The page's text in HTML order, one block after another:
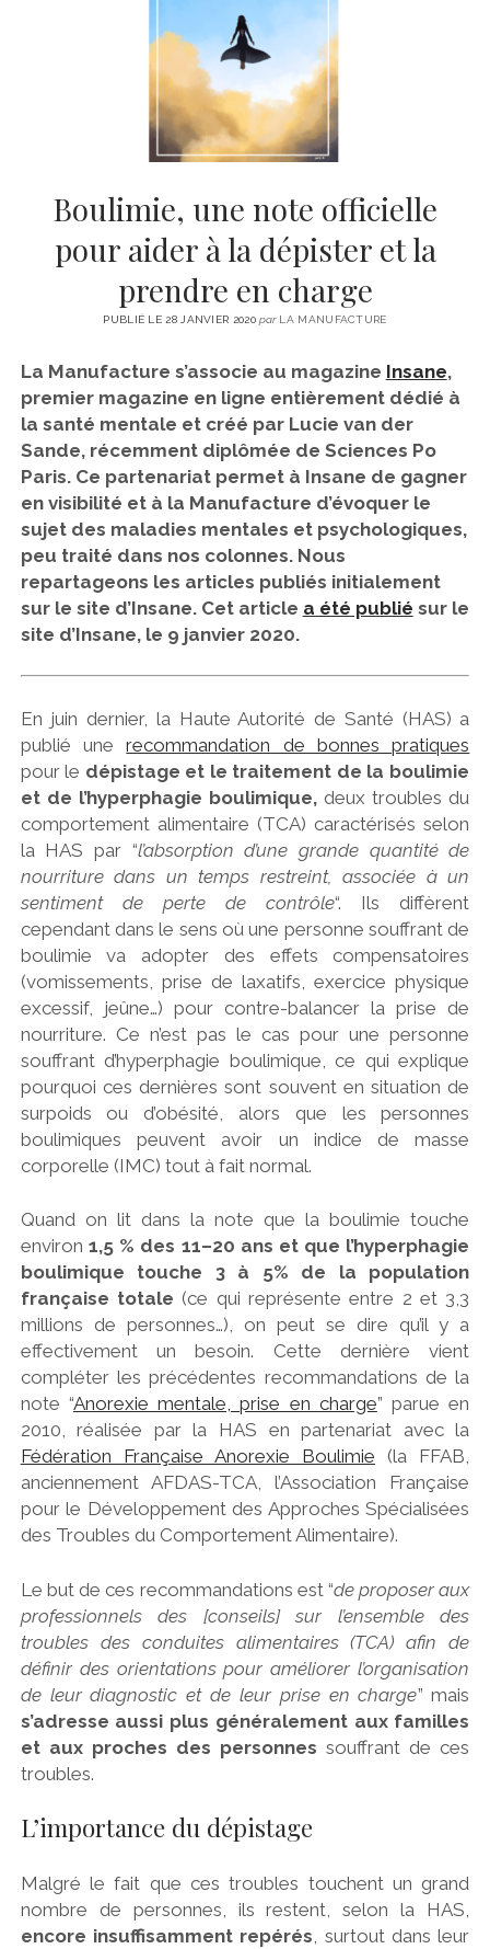
LITTÉRATURE
ÉCONOMIE
SPORT
MÉDIAS
SANTÉ
form
Boulimie, une note officielle
pour aider à la dépister et la
prendre en charge
PUBLIÉ LE 28 JANVIER 2020parLA MANUFACTURE
La Manufacture s’associe au magazine Insane,
premier magazine en ligne entièrement dédié à
la santé mentale et créé par Lucie van der
Sande, récemment diplômée de Sciences Po
Paris. Ce partenariat permet à Insane de gagner
en visibilité et à la Manufacture d’évoquer le
sujet des maladies mentales et psychologiques,
peu traité dans nos colonnes. Nous
repartageons les articles publiés initialement
sur le site d’Insane. Cet article a été publié sur le
site d’Insane, le 9 janvier 2020.
En juin dernier, la Haute Autorité de Santé (HAS) a
publié unerecommandation de bonnes pratiques
pour le dépistage et le traitement de la boulimie
et de l’hyperphagie boulimique,deux troubles du
comportement alimentaire (TCA) caractérisés selon
la HAS par “l’absorption d’une grande quantité de
nourriture dans un temps restreint, associée à un
sentiment de perte de contrôle“. Ils diffèrent
cependant dans le sens où une personne souffrant de
boulimie va adopter des effets compensatoires
(vomissements, prise de laxatifs, exercice physique
excessif, jeûne…) pour contre-balancer la prise de
nourriture. Ce n’est pas le cas pour une personne
souffrant d’hyperphagie boulimique, ce qui explique
pourquoi ces dernières sont souvent en situation de
surpoids ou d’obésité, alors que les personnes
boulimiques peuvent avoir un indice de masse
corporelle (IMC) tout à fait normal.
Quand on lit dans la note que la boulimie touche
environ 1,5 % des 11–20 ans et que l’hyperphagie
boulimique touche 3 à 5% de la population
française totale (ce qui représente entre 2 et 3,3
millions de personnes…), on peut se dire qu’il y a
effectivement un besoin. Cette dernière vient
compléter les précédentes recommandations de la
note “Anorexie mentale, prise en charge” parue en
2010, réalisée par la HAS en partenariat avec la
Fédération Française Anorexie Boulimie (la FFAB,
anciennement AFDAS-TCA, l’Association Française
pour le Développement des Approches Spécialisées
des Troubles du Comportement Alimentaire).
Le but de ces recommandations est “de proposer aux
professionnels des [conseils] sur l’ensemble des
troubles des conduites alimentaires (TCA) afin de
définir des orientations pour améliorer l’organisation
de leur diagnostic et de leur prise en charge” mais
s’adresse aussi plus généralement aux familles
et aux proches des personnessouffrant de ces
troubles.
L’importance du dépistage
Malgré le fait que ces troubles touchent un grand
nombre de personnes, ils restent, selon la HAS,
encore insuffisamment repérés , surtout dans leur